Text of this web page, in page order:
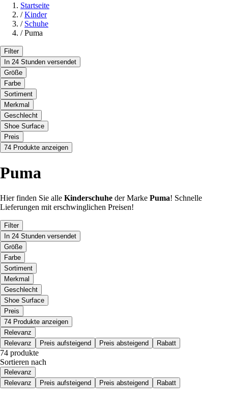
Startseite
/ Kinder
/ Schuhe
/ Puma
Filter
In 24 Stunden versendet
Größe
Farbe
Sortiment
Merkmal
Geschlecht
Shoe Surface
Preis
74 Produkte anzeigen
Puma
Hier finden Sie alle Kinderschuhe der Marke Puma! Schnelle
Lieferungen mit erschwinglichen Preisen!
Filter
In 24 Stunden versendet
Größe
Farbe
Sortiment
Merkmal
Geschlecht
Shoe Surface
Preis
74 Produkte anzeigen
Relevanz
Relevanz
Preis aufsteigend Preis absteigend Rabatt
74 produkte
Sortieren nach
Relevanz
Relevanz
Preis aufsteigend Preis absteigend Rabatt